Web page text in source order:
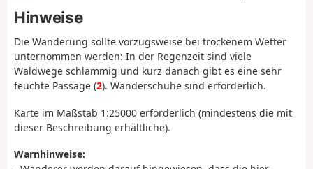
Hinweise
Die Wanderung sollte vorzugsweise bei trockenem Wetter
unternommen werden: In der Regenzeit sind viele
Waldwege schlammig und kurz danach gibt es eine sehr
feuchte Passage (2). Wanderschuhe sind erforderlich.
Karte im Maßstab 1:25000 erforderlich (mindestens die mit
dieser Beschreibung erhältliche).
Warnhinweise: